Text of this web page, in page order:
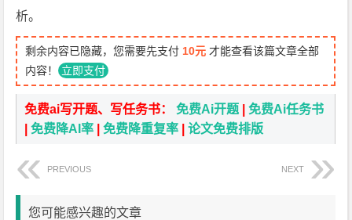
析。
剩余内容已隐藏，您需要先支付 10元 才能查看该篇文章全部
内容！ 立即支付
免费ai写开题、写任务书：免费Ai开题 |免费Ai任务书
|免费降AI率 |免费降重复率 |论文免费排版
PREVIOUS NEXT
您可能感兴趣的文章